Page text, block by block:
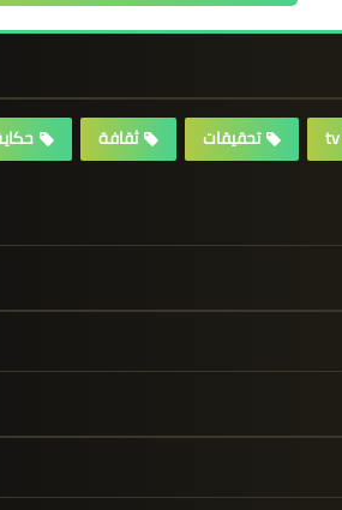
تحقيقات ثقافة